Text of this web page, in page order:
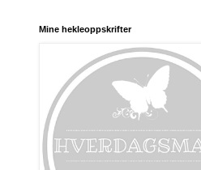
Mine hekleoppskrifter